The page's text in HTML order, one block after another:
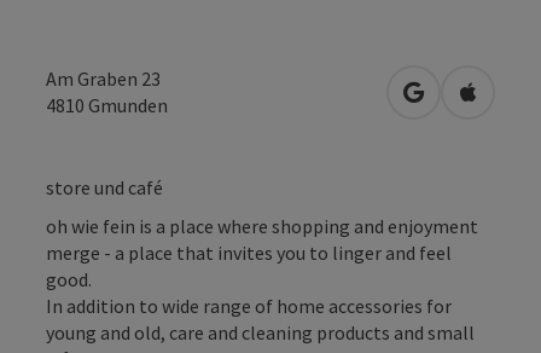
Am Graben 23
4810 Gmunden open inOpen in
store und café
oh wie fein is a place where shopping and enjoyment
merge - a place that invites you to linger and feel
good.
In addition to wide range of home accessories for
young and old, care and cleaning products and small